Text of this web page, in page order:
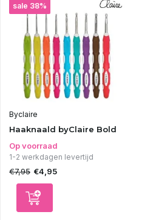
sale 38%
Byclaire
Haaknaald byClaire Bold
Op voorraad
1-2 werkdagen levertijd
€7,95 €4,95